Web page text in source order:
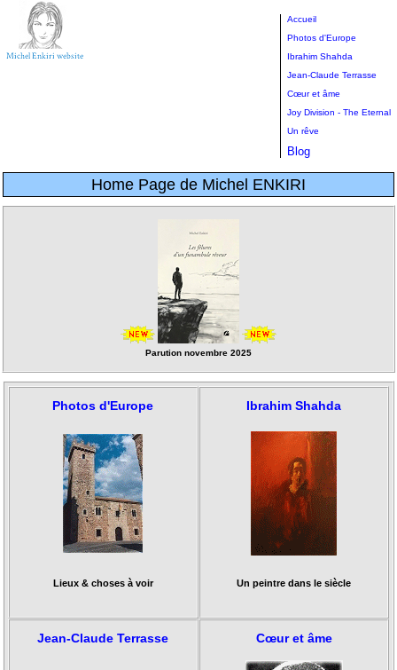
Accueil
Photos d'Europe
Ibrahim Shahda
Jean-Claude Terrasse
Cœur et âme
Joy Division - The Eternal
Un rêve
Blog
Home Page de Michel ENKIRI
Parution novembre 2025
Photos d'Europe
Lieux & choses à voir
Ibrahim Shahda
Un peintre dans le siècle
Jean-Claude Terrasse Cœur et âme